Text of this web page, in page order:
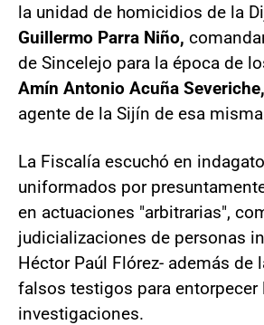
la unidad de homicidios de la
Guillermo Parra Niño,
de Sincelejo para la época de
Amín Antonio Acuña Severiche,
agente de la Sijín de esa
La Fiscalía escuchó en
uniformados por
en actuaciones "arbitrarias",
judicializaciones de personas
Héctor Paúl Flórez- además de
falsos testigos para entorpecer
investigaciones.